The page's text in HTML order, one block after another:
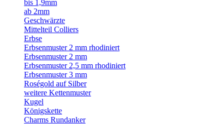
bis 1,9mm
ab 2mm
Geschwärzte
Mittelteil Colliers
Erbse
Erbsenmuster 2 mm rhodiniert
Erbsenmuster 2 mm
Erbsenmuster 2,5 mm rhodiniert
Erbsenmuster 3 mm
Roségold auf Silber
weitere Kettenmuster
Kugel
Königskette
Charms Rundanker